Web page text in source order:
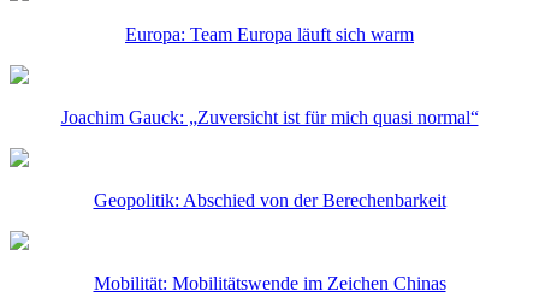
Europa: Team Europa läuft sich warm
Joachim Gauck: „Zuversicht ist für mich quasi normal“
Geopolitik: Abschied von der Berechenbarkeit
Mobilität: Mobilitätswende im Zeichen Chinas